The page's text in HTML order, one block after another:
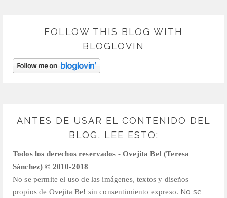
FOLLOW THIS BLOG WITH
BLOGLOVIN
ANTES DE USAR EL CONTENIDO DEL
BLOG, LEE ESTO:
Todos los derechos reservados - Ovejita Be! (Teresa
Sánchez) © 2010-2018
No se permite el uso de las imágenes, textos y diseños
propios de Ovejita Be! sin consentimiento expreso. No se